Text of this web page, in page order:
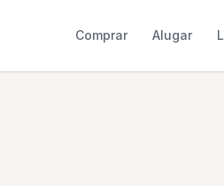
Comprar Alugar